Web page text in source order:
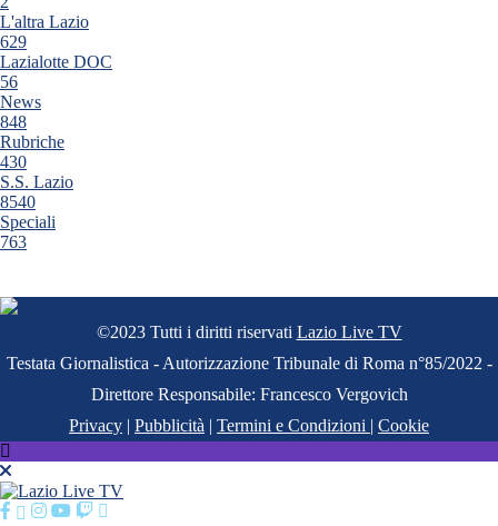
L'altra Lazio
629
Lazialotte DOC
56
News
848
Rubriche
430
S.S. Lazio
8540
Speciali
763
©2023 Tutti i diritti riservati Lazio Live TV
Testata Giornalistica - Autorizzazione Tribunale di Roma n°85/2022 -
Direttore Responsabile: Francesco Vergovich
Privacy | Pubblicità | Termini e Condizioni | Cookie